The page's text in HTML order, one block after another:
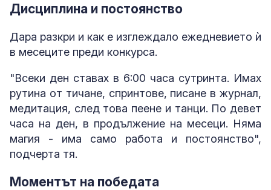
Дисциплина и постоянство
Дара разкри и как е изглеждало ежедневието ѝ
в месеците преди конкурса.
"Всеки ден ставах в 6:00 часа сутринта. Имах
рутина от тичане, спринтове, писане в журнал,
медитация, след това пеене и танци. По девет
часа на ден, в продължение на месеци. Няма
магия - има само работа и постоянство",
подчерта тя.
Моментът на победата